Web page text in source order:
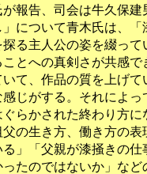
報告、司会は牛久保建
について青木氏は、「
る主人公の姿を綴っ
とへの真剣さが共感
て、作品の質を上げ
感じがする。それによ
らかされた終わり方
の生き方、働き方の表
」「父親が漆掻きの
たのではないか」な